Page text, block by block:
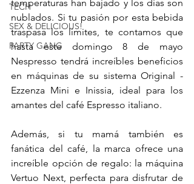
TECH
SEX & DELICIOUS!
PARTY GANG
temperaturas han bajado y los días son
nublados. Si tu pasión por esta bebida
traspasa los límites, te contamos que
hasta este domingo 8 de mayo
Nespresso tendrá increíbles beneficios
en máquinas de su sistema Original -
Ezzenza Mini e Inissia, ideal para los
amantes del café Espresso italiano.
Además, si tu mamá también es
fanática del café, la marca ofrece una
increíble opción de regalo: la máquina
Vertuo Next, perfecta para disfrutar de